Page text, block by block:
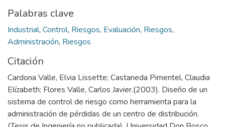
Palabras clave
Industrial, Control, Riesgos, Evaluación, Riesgos,
Administración, Riesgos
Citación
Cardona Valle, Elvia Lissette; Castaneda Pimentel, Claudia
Elízabeth; Flores Valle, Carlos Javier.(2003). Diseño de un
sistema de control de riesgo como herramienta para la
administración de pérdidas de un centro de distribución.